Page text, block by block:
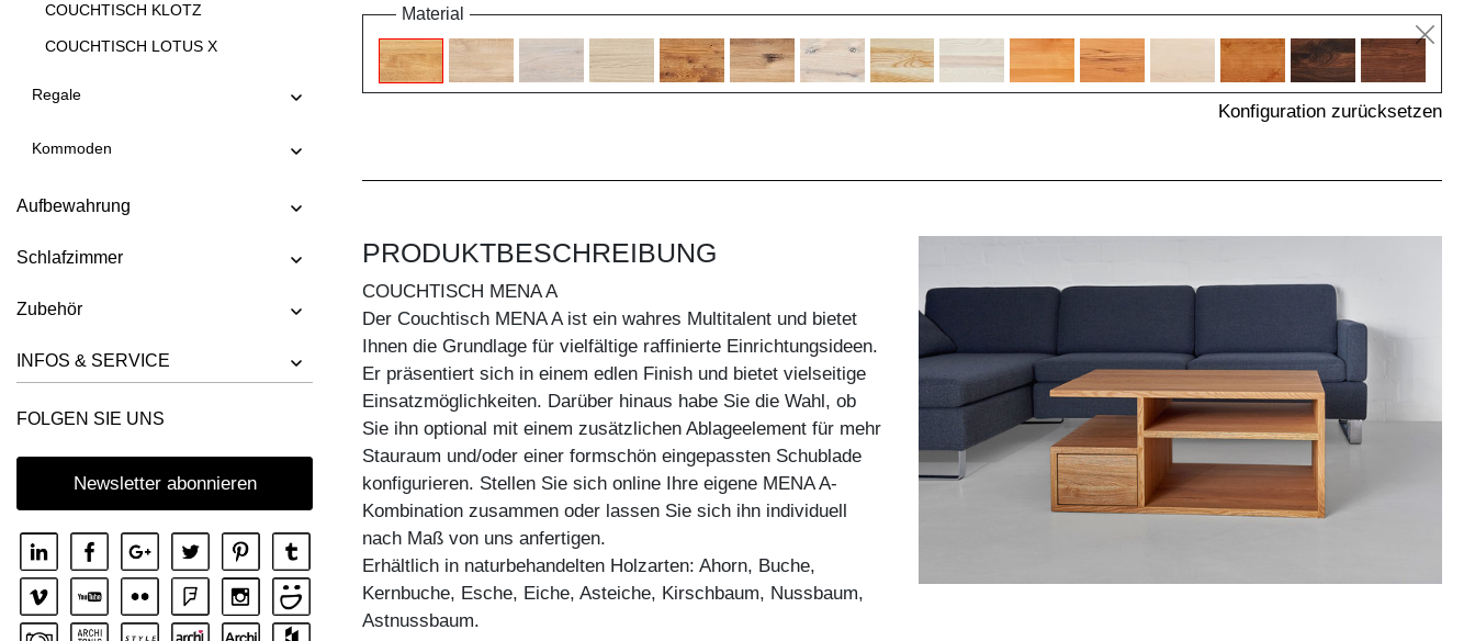
COUCHTISCH KLOTZ
COUCHTISCH LOTUS X
COUCHTISCH MENA A
COUCHTISCH MENA G 3
COUCHTISCH MENA G 4
COUCHTISCH MENA M
COUCHTISCH MENA T
COUCHTISCH RHOMBI ROUND
COUCHTISCH SENA SERVIER
COUCHTISCH TAURUS 3
COUCHTISCH ZIRKEL A
Regale
Kommoden
Aufbewahrung
Schlafzimmer
Zubehör
INFOS & SERVICE
FOLGEN SIE UNS
Newsletter abonnieren
Material
Konfiguration zurücksetzen
PRODUKTBESCHREIBUNG
COUCHTISCH MENA A
Der Couchtisch MENA A ist ein wahres Multitalent und bietet
Ihnen die Grundlage für vielfältige raffinierte Einrichtungsideen.
Er präsentiert sich in einem edlen Finish und bietet vielseitige
Einsatzmöglichkeiten. Darüber hinaus habe Sie die Wahl, ob
Sie ihn optional mit einem zusätzlichen Ablageelement für mehr
Stauraum und/oder einer formschön eingepassten Schublade
konfigurieren. Stellen Sie sich online Ihre eigene MENA A-
Kombination zusammen oder lassen Sie sich ihn individuell
nach Maß von uns anfertigen.
Erhältlich in naturbehandelten Holzarten: Ahorn, Buche,
Kernbuche, Esche, Eiche, Asteiche, Kirschbaum, Nussbaum,
Astnussbaum.